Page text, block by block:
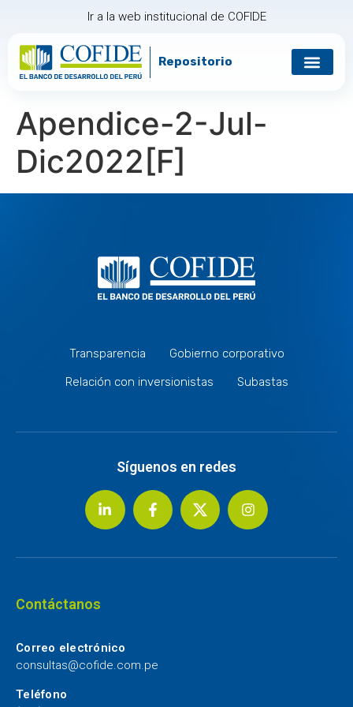
Ir a la web institucional de COFIDE
Repositorio
Apendice-2-Jul-
Dic2022[F]
Transparencia
Gobierno corporativo
Relación con inversionistas
Subastas
Síguenos en redes
Contáctanos
Correo electrónico
consultas@cofide.com.pe
Teléfono